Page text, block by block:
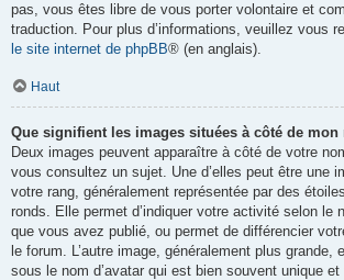
pas, vous êtes libre de vous porter volontaire et
traduction. Pour plus d’informations, veuillez vous
le site internet de phpBB® (en anglais).
Haut
Que signifient les images situées à côté de mon
Deux images peuvent apparaître à côté de votre
vous consultez un sujet. Une d’elles peut être une
votre rang, généralement représentée par des
ronds. Elle permet d’indiquer votre activité selon le
que vous avez publié, ou permet de différencier
le forum. L’autre image, généralement plus grande,
sous le nom d’avatar qui est bien souvent unique